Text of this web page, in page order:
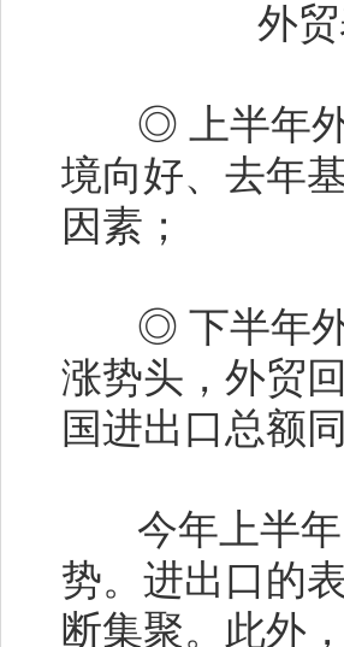
外
◎ 上半年外
境向好、去年
因素；
◎ 下半年外
涨势头，外贸
国进出口总额
今年上半年
势。进出口的
断集聚。此外